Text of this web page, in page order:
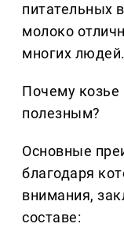
питательных
молоко
многих людей.
Почему козье
полезным?
Основные
благодаря
внимания,
составе: